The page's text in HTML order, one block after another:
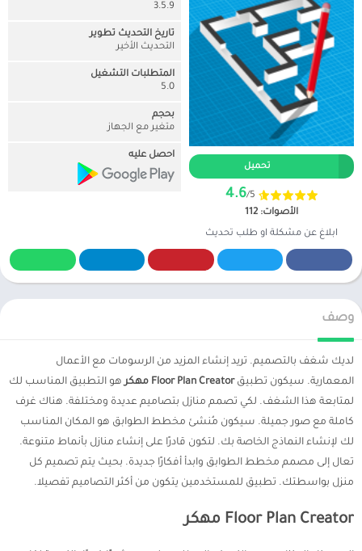
تحميل
4.6/5
الأصوات: 112
ابلاغ عن مشكلة او طلب تحديث
3.5.9
تاريخ التحديث تطوير
التحديث الأخير
المتطلبات التشغيل
5.0
بحجم
متغير مع الجهاز
احصل عليه
وصف
لديك شغف بالتصميم. تريد إنشاء المزيد من الرسومات مع الأعمال
المعمارية. سيكون تطبيقFloor Plan Creator مهكر
هو التطبيق المناسب لك
لمتابعة هذا الشغف. لكي تصمم منازل بتصاميم عديدة ومختلفة. هناك غرف
كاملة مع صور جميلة. سيكون مُنشئ مخطط الطوابق هو المكان المناسب
لك لإنشاء النماذج الخاصة بك. لتكون قادرًا على إنشاء منازل بأنماط متنوعة.
تعال إلى مصمم مخطط الطوابق وابدأ أفكارًا جديدة. بحيث يتم تصميم كل
منزل بواسطتك. تطبيق للمستخدمين يتكون من أكثر التصاميم تفصيلا.
Floor Plan Creator مهكر